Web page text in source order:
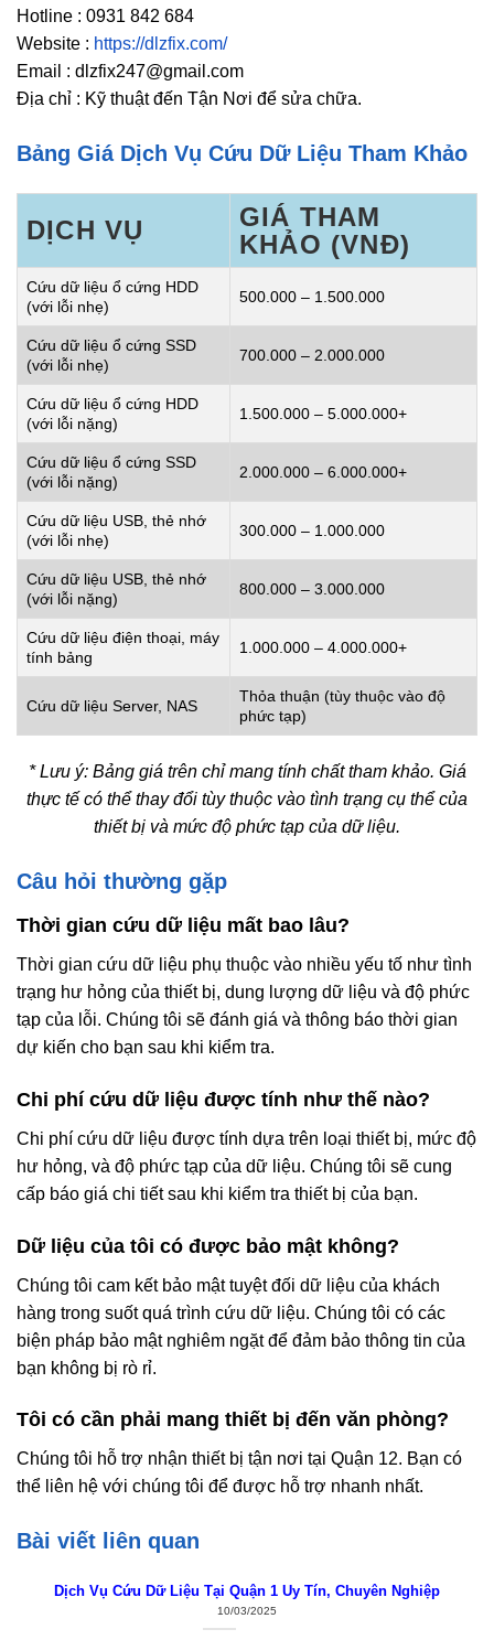
Hotline : 0931 842 684
Website : https://dlzfix.com/
Email : dlzfix247@gmail.com
Địa chỉ : Kỹ thuật đến Tận Nơi để sửa chữa.
Bảng Giá Dịch Vụ Cứu Dữ Liệu Tham Khảo
DỊCH VỤ
GIÁ THAM
KHẢO (VNĐ)
Cứu dữ liệu ổ cứng HDD
(với lỗi nhẹ)
500.000 – 1.500.000
Cứu dữ liệu ổ cứng SSD
(với lỗi nhẹ)
700.000 – 2.000.000
Cứu dữ liệu ổ cứng HDD
(với lỗi nặng)
1.500.000 – 5.000.000+
Cứu dữ liệu ổ cứng SSD
(với lỗi nặng)
2.000.000 – 6.000.000+
Cứu dữ liệu USB, thẻ nhớ
(với lỗi nhẹ)
300.000 – 1.000.000
Cứu dữ liệu USB, thẻ nhớ
(với lỗi nặng)
800.000 – 3.000.000
Cứu dữ liệu điện thoại, máy
tính bảng
1.000.000 – 4.000.000+
Cứu dữ liệu Server, NAS
Thỏa thuận (tùy thuộc vào độ
phức tạp)
* Lưu ý: Bảng giá trên chỉ mang tính chất tham khảo. Giá
thực tế có thể thay đổi tùy thuộc vào tình trạng cụ thể của
thiết bị và mức độ phức tạp của dữ liệu.
Câu hỏi thường gặp
Thời gian cứu dữ liệu mất bao lâu?
Thời gian cứu dữ liệu phụ thuộc vào nhiều yếu tố như tình
trạng hư hỏng của thiết bị, dung lượng dữ liệu và độ phức
tạp của lỗi. Chúng tôi sẽ đánh giá và thông báo thời gian
dự kiến cho bạn sau khi kiểm tra.
Chi phí cứu dữ liệu được tính như thế nào?
Chi phí cứu dữ liệu được tính dựa trên loại thiết bị, mức độ
hư hỏng, và độ phức tạp của dữ liệu. Chúng tôi sẽ cung
cấp báo giá chi tiết sau khi kiểm tra thiết bị của bạn.
Dữ liệu của tôi có được bảo mật không?
Chúng tôi cam kết bảo mật tuyệt đối dữ liệu của khách
hàng trong suốt quá trình cứu dữ liệu. Chúng tôi có các
biện pháp bảo mật nghiêm ngặt để đảm bảo thông tin của
bạn không bị rò rỉ.
Tôi có cần phải mang thiết bị đến văn phòng?
Chúng tôi hỗ trợ nhận thiết bị tận nơi tại Quận 12. Bạn có
thể liên hệ với chúng tôi để được hỗ trợ nhanh nhất.
Bài viết liên quan
Dịch Vụ Cứu Dữ Liệu Tại Quận 1 Uy Tín, Chuyên Nghiệp
10/03/2025